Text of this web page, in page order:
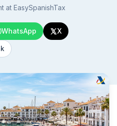
at EasySpanishTax
WhatsApp X